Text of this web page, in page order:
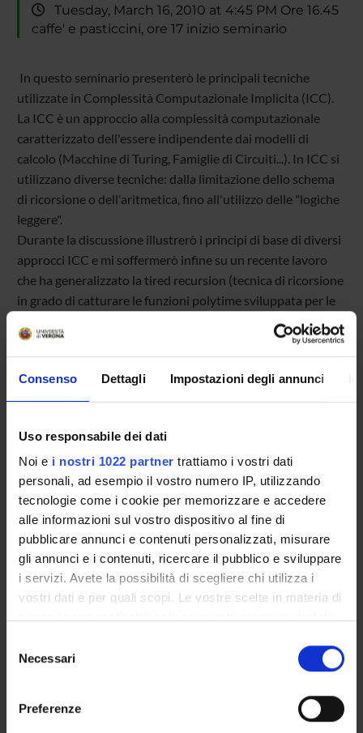
Consenso Dettagli Impostazioni degli annunci
Uso responsabile dei dati
Noi e i nostri 1022 partner trattiamo i vostri dati
personali, ad esempio il vostro numero IP, utilizzando
tecnologie come i cookie per memorizzare e accedere
alle informazioni sul vostro dispositivo al fine di
pubblicare annunci e contenuti personalizzati, misurare
gli annunci e i contenuti, ricercare il pubblico e sviluppare
i servizi. Avete la possibilità di scegliere chi utilizza i
vostri dati e per quali scopi. Le vostre scelte in materia di
modificare o revocare il proprio consenso in qualsiasi
momento dalla Dichiarazione sui cookie o facendo clic
delNecessari
Preferenze
Tuesday, March 16, 2010 at 4:45 PM Ore 16.45
caffe' e pasticcini, ore 17 inizio seminario
In questo seminario presenterò le principali tecniche
utilizzate in Complessità Computazionale Implicita (ICC).
La ICC è un approccio alla complessità computazionale
caratterizzato dell'essere indipendente dai modelli di
calcolo (Macchine di Turing, Famiglie di Circuiti...). In ICC si
utilizzano diverse tecniche: dalla limitazione dello schema
di ricorsione o dell'aritmetica, fino all'utilizzo delle "logiche
leggere".
Durante la discussione illustrerò i principi di base di diversi
approcci ICC e mi soffermerò infine su un recente lavoro
che ha generalizzato la tired recursion (tecnica di ricorsione
in grado di catturare le funzioni polytime sviluppata per le
word algebras da D. Leivant nei primi anni Novanta)
estendendola a tutte le free algebras.
Ca' Vignal - Piramide, Floor 0,Hall Verde
Programme Director
External reference
Publication date
March 4, 2010